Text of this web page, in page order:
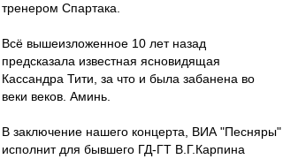
тренером Спартака.
Всё вышеизложенное 10 лет назад
предсказала известная ясновидящая
Кассандра Тити, за что и была забанена во
веки веков. Аминь.
В заключение нашего концерта, ВИА "Песняры"
исполнит для бывшего ГД-ГТ В.Г.Карпина